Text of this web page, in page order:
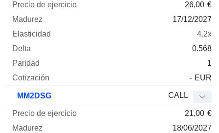
26,00 €
17/12/2027
4.2x
0.568
1
- EUR
MM2DSG CALL
21,00 €
18/06/2027